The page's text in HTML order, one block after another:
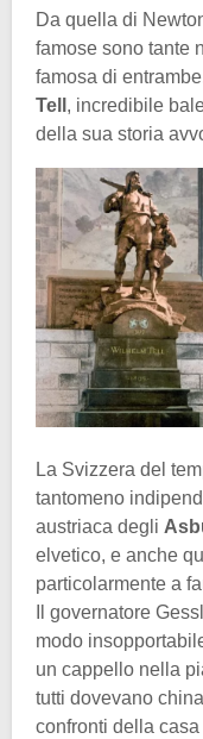
Da quella di
famose sono tante
famosa di
Tell , incredibile
della sua storia
La Svizzera del
tantomeno
austriaca degli
elvetico, e anche
particolarmente a
Il governatore
modo
un cappello nella
tutti dovevano
confronti della casa